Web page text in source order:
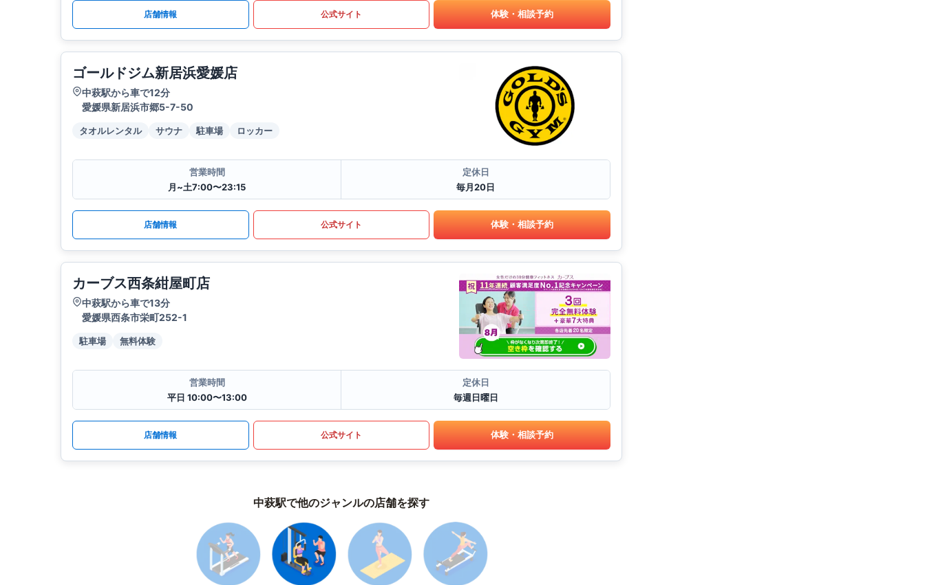
店舗情報 公式サイト 体験・相談予約
ゴールドジム新居浜愛媛店
中萩駅から車で12分
愛媛県新居浜市郷5-7-50
タオルレンタル サウナ 駐車場 ロッカー
営業時間
月~土7:00〜23:15
定休日
毎月20日
店舗情報 公式サイト 体験・相談予約
カーブス西条紺屋町店
中萩駅から車で13分
愛媛県西条市栄町252-1
駐車場 無料体験
営業時間
平日 10:00〜13:00
定休日
毎週日曜日
店舗情報 公式サイト 体験・相談予約
中萩駅で他のジャンルの店舗を探す